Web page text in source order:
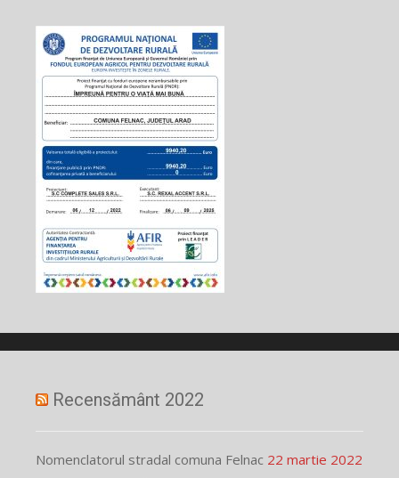
Recensământ 2022
Nomenclatorul stradal comuna Felnac 22 martie 2022